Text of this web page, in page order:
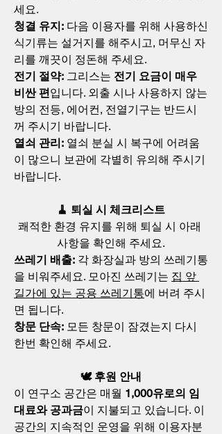
세요.
청결 유지: 다음 이용자를 위해 사용하신
식기류는 설거지를 해주시고, 머무신 자
리를 깨끗이 정돈해 주세요.
전기 절약: 그리스는 전기 요금이 매우
비싼 편입니다. 외출 시나 사용하지 않는
방의 전등, 에어컨, 전열기구는 반드시
꺼 주시기 바랍니다.
열쇠 관리: 열쇠 분실 시 복구에 어려움
이 많으니 보관에 각별히 유의해 주시기
바랍니다.
🧹 퇴실 시 체크리스트
쾌적한 환경 유지를 위해 퇴실 시 아래
사항을 확인해 주세요.
쓰레기 배출: 각 화장실과 방의 쓰레기통
을 비워주세요. 모아진 쓰레기는 집 앞
길가에 있는 공용 쓰레기통에 버려 주시
면 됩니다.
창문 단속: 모든 창문이 잠겼는지 다시
한번 확인해 주세요.
🕊️ 후원 안내
이 연구소 공간은 매월 1,000유로의 임
대료와 공과금이 지불되고 있습니다. 이
공간의 지속적인 운영을 위해 이용자분